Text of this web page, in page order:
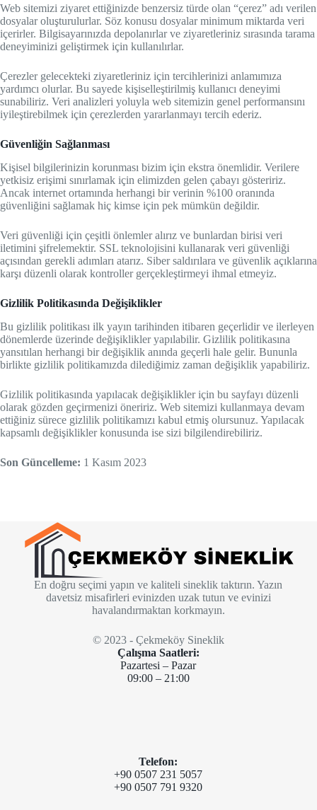
Web sitemizi ziyaret ettiğinizde benzersiz türde olan “çerez” adı verilen
dosyalar oluşturulurlar. Söz konusu dosyalar minimum miktarda veri
içerirler. Bilgisayarınızda depolanırlar ve ziyaretleriniz sırasında tarama
deneyiminizi geliştirmek için kullanılırlar.
Çerezler gelecekteki ziyaretleriniz için tercihlerinizi anlamımıza
yardımcı olurlar. Bu sayede kişiselleştirilmiş kullanıcı deneyimi
sunabiliriz. Veri analizleri yoluyla web sitemizin genel performansını
iyileştirebilmek için çerezlerden yararlanmayı tercih ederiz.
Güvenliğin Sağlanması
Kişisel bilgilerinizin korunması bizim için ekstra önemlidir. Verilere
yetkisiz erişimi sınırlamak için elimizden gelen çabayı gösteririz.
Ancak internet ortamında herhangi bir verinin %100 oranında
güvenliğini sağlamak hiç kimse için pek mümkün değildir.
Veri güvenliği için çeşitli önlemler alırız ve bunlardan birisi veri
iletimini şifrelemektir. SSL teknolojisini kullanarak veri güvenliği
açısından gerekli adımları atarız. Siber saldırılara ve güvenlik açıklarına
karşı düzenli olarak kontroller gerçekleştirmeyi ihmal etmeyiz.
Gizlilik Politikasında Değişiklikler
Bu gizlilik politikası ilk yayın tarihinden itibaren geçerlidir ve ilerleyen
dönemlerde üzerinde değişiklikler yapılabilir. Gizlilik politikasına
yansıtılan herhangi bir değişiklik anında geçerli hale gelir. Bununla
birlikte gizlilik politikamızda dilediğimiz zaman değişiklik yapabiliriz.
Gizlilik politikasında yapılacak değişiklikler için bu sayfayı düzenli
olarak gözden geçirmenizi öneririz. Web sitemizi kullanmaya devam
ettiğiniz sürece gizlilik politikamızı kabul etmiş olursunuz. Yapılacak
kapsamlı değişiklikler konusunda ise sizi bilgilendirebiliriz.
Son Güncelleme: 1 Kasım 2023
En doğru seçimi yapın ve kaliteli sineklik taktırın. Yazın
davetsiz misafirleri evinizden uzak tutun ve evinizi
havalandırmaktan korkmayın.
© 2023 - Çekmeköy Sineklik
Çalışma Saatleri:
Pazartesi – Pazar
09:00 – 21:00
Telefon:
+90 0507 231 5057
+90 0507 791 9320